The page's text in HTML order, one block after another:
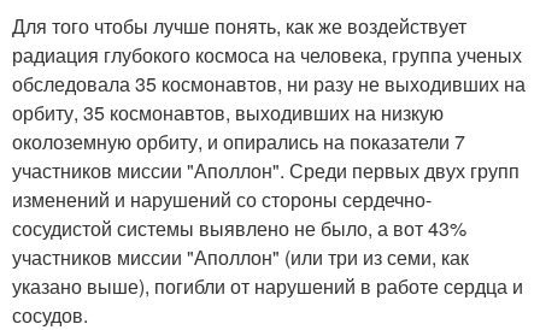
Для того чтобы лучше понять, как же воздействует
радиация глубокого космоса на человека, группа ученых
обследовала 35 космонавтов, ни разу не выходивших на
орбиту, 35 космонавтов, выходивших на низкую
околоземную орбиту, и опирались на показатели 7
участников миссии "Аполлон". Среди первых двух групп
изменений и нарушений со стороны сердечно-
сосудистой системы выявлено не было, а вот 43%
участников миссии "Аполлон" (или три из семи, как
указано выше), погибли от нарушений в работе сердца и
сосудов.